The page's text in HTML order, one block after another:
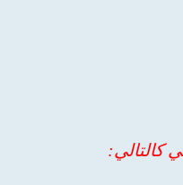
كالتالي: